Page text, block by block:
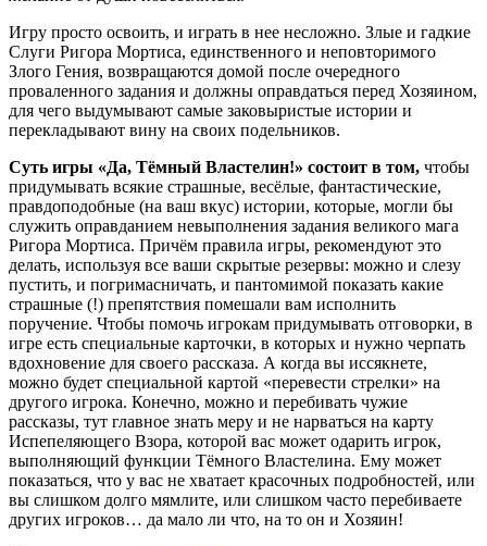
Игру просто освоить, и играть в нее несложно. Злые и гадкие
Слуги Ригора Мортиса, единственного и неповторимого
Злого Гения, возвращаются домой после очередного
проваленного задания и должны оправдаться перед Хозяином,
для чего выдумывают самые заковыристые истории и
перекладывают вину на своих подельников.
Суть игры «Да, Тёмный Властелин!» состоит в том, чтобы
придумывать всякие страшные, весёлые, фантастические,
правдоподобные (на ваш вкус) истории, которые, могли бы
служить оправданием невыполнения задания великого мага
Ригора Мортиса. Причём правила игры, рекомендуют это
делать, используя все ваши скрытые резервы: можно и слезу
пустить, и погримасничать, и пантомимой показать какие
страшные (!) препятствия помешали вам исполнить
поручение. Чтобы помочь игрокам придумывать отговорки, в
игре есть специальные карточки, в которых и нужно черпать
вдохновение для своего рассказа. А когда вы иссякнете,
можно будет специальной картой «перевести стрелки» на
другого игрока. Конечно, можно и перебивать чужие
рассказы, тут главное знать меру и не нарваться на карту
Испепеляющего Взора, которой вас может одарить игрок,
выполняющий функции Тёмного Властелина. Ему может
показаться, что у вас не хватает красочных подробностей, или
вы слишком долго мямлите, или слишком часто перебиваете
других игроков… да мало ли что, на то он и Хозяин!